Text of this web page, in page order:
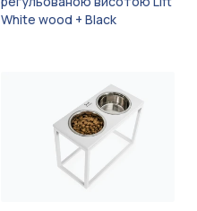
White wood + Black